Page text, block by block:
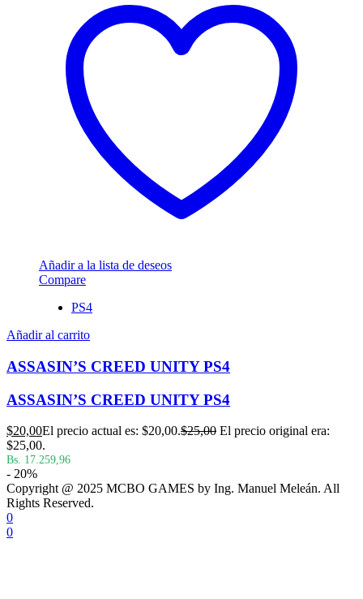
Añadir a la lista de deseos
Compare
PS4
Añadir al carrito
ASSASIN’S CREED UNITY PS4
ASSASIN’S CREED UNITY PS4
$20,00El precio actual es: $20,00.$25,00 El precio original era:
$25,00.
Bs. 17.259,96
- 20%
Copyright @ 2025 MCBO GAMES by Ing. Manuel Meleán. All
Rights Reserved.
0
0